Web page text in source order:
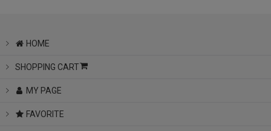
HOME
SHOPPING CART
MY PAGE
FAVORITE